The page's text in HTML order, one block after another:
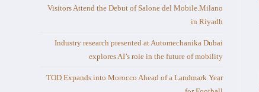
Visitors Attend the Debut of Salone del Mobile.Milano
in Riyadh
Industry research presented at Automechanika Dubai
explores AI’s role in the future of mobility
TOD Expands into Morocco Ahead of a Landmark Year